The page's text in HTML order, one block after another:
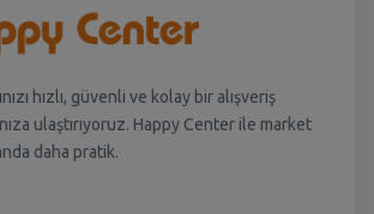
hızlı, güvenli ve kolay bir alışveriş
ulaştırıyoruz. Happy Center ile market
daha pratik.